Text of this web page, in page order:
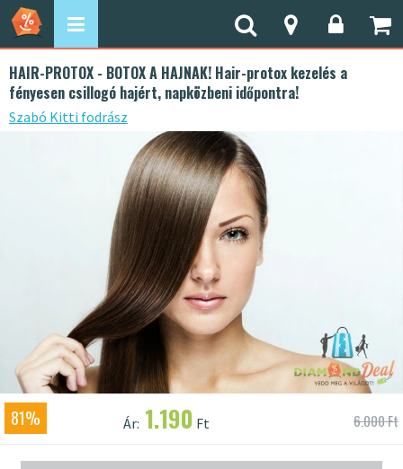
HAIR-PROTOX - BOTOX A HAJNAK! Hair-protox kezelés a
fényesen csillogó hajért, napközbeni időpontra!
Szabó Kitti fodrász
81% Ár: 1.190 Ft 6.000 Ft